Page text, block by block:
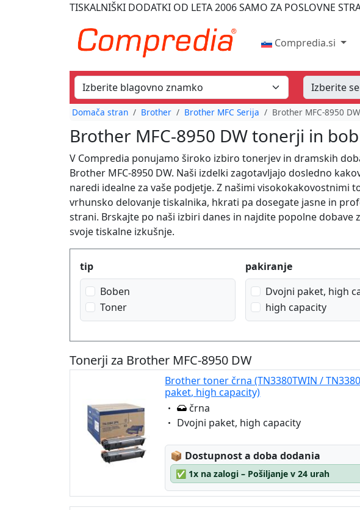
TISKALNIŠKI DODATKI OD LETA 2006SAMO ZA POSLOVNE
Compredia.si
Domača stran Brother Brother MFC Serija Brother MFC-8950 DW
Brother MFC-8950 DW tonerji in
V Compredia ponujamo široko izbiro tonerjev in dramskih
Brother MFC-8950 DW. Naši izdelki zagotavljajo dosledno
naredi idealne za vaše podjetje. Z našimi visokokakovostnimi
vrhunsko delovanje tiskalnika, hkrati pa dosegate jasne in
strani. Brskajte po naši izbiri danes in najdite popolne dobave
svoje tiskalne izkušnje.
Produktfilter
tip
Boben
Toner
pakiranje
Dvojni paket, high
high capacity
Tonerji za Brother MFC-8950 DW
Brother toner črna (TN3380TWIN /
paket, high capacity)
Eigenschaft:
črna
Eigenschaft:
Dvojni paket, high capacity
📦 Lagerstatus:
Dostupnost a doba dodania
✅ 1x na zalogi – Pošiljanje v 24 urah